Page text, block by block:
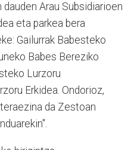
Arau Subsidiarioen
eta parkea bera
Gailurrak Babesteko
Babes Bereziko
Lurzoru
Erkidea. Ondorioz,
da Zestoan